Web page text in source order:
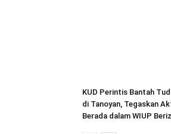
KUD Perintis Bantah
di Tanoyan, Tegaskan
Berada dalam WIUP